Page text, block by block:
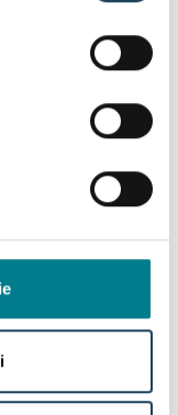
investimenti
perché